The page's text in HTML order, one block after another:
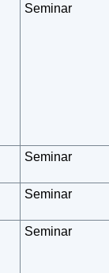
Seminar
Seminar
Seminar
Seminar